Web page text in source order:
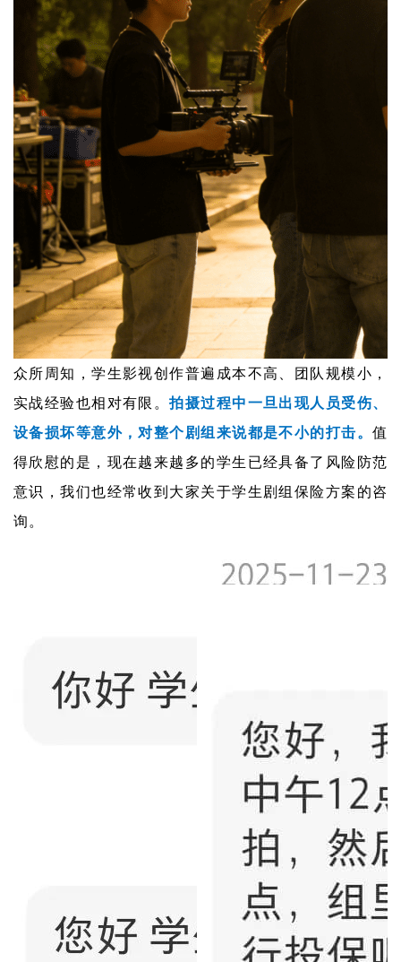
众所周知，学生影视创作普遍成本不高、团队规模小，
实战经验也相对有限。拍摄过程中一旦出现人员受伤、
设备损坏等意外，对整个剧组来说都是不小的打击。 值
得欣慰的是，现在越来越多的学生已经具备了风险防范
意识，我们也经常收到大家关于学生剧组保险方案的咨
询。